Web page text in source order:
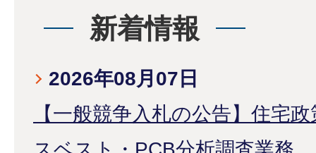
新着情報
2026年08月07日
【一般競争入札の公告】住宅